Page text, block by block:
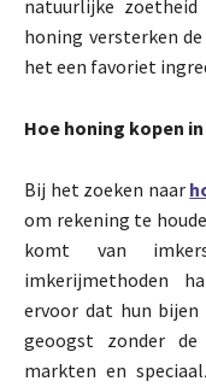
natuurlijke
honing versterken
het een favoriet
Hoe honing kopen
Bij het zoeken naar
om rekening te
komt van
imkerijmethoden
ervoor dat hun
geoogst zonder de
markten en